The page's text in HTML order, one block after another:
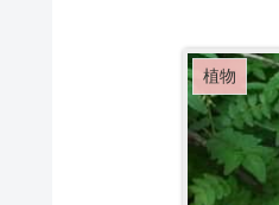
植物